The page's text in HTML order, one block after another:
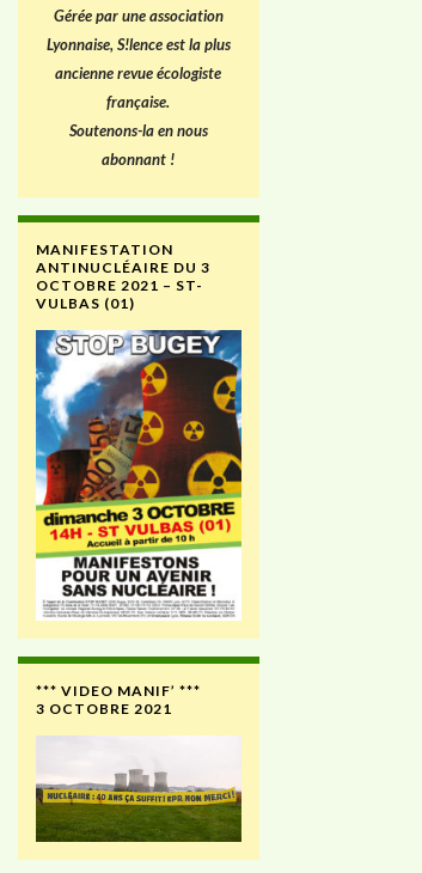
Gérée par une association
Lyonnaise, S!lence est la plus
ancienne revue écologiste
française.
Soutenons-la en nous
abonnant !
MANIFESTATION
ANTINUCLÉAIRE DU 3
OCTOBRE 2021 – ST-
VULBAS (01)
*** VIDEO MANIF’ ***
3 OCTOBRE 2021